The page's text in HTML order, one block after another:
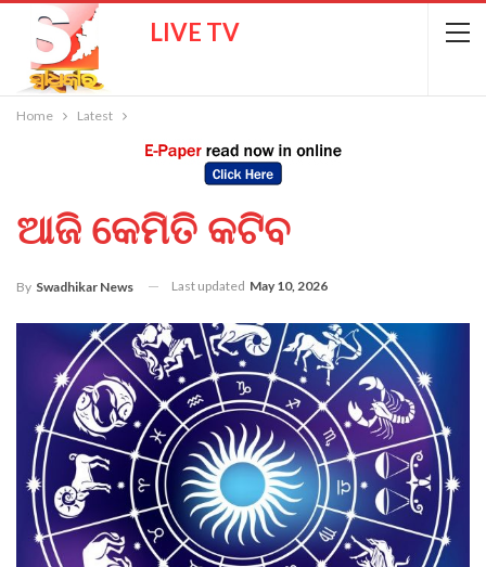
LIVE TV
Home Latest
ଆଜି କେମିତି କଟିବ
By Swadhikar News Last updated May 10, 2026